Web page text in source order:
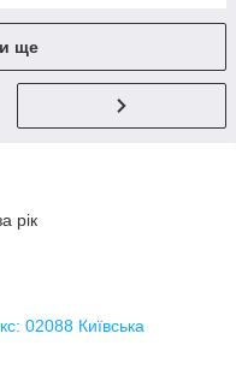
ще
рік
02088 Київська